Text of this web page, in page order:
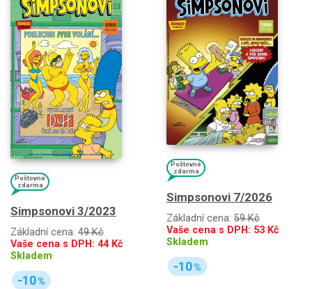
Poštovné
zdarma
Simpsonovi 3/2023
Základní cena: 49 Kč
Vaše cena s DPH: 44Kč
Skladem
-10%
Poštovné
zdarma
Simpsonovi 7/2026
Základní cena: 59 Kč
Vaše cena s DPH: 53 Kč
Skladem
-10%